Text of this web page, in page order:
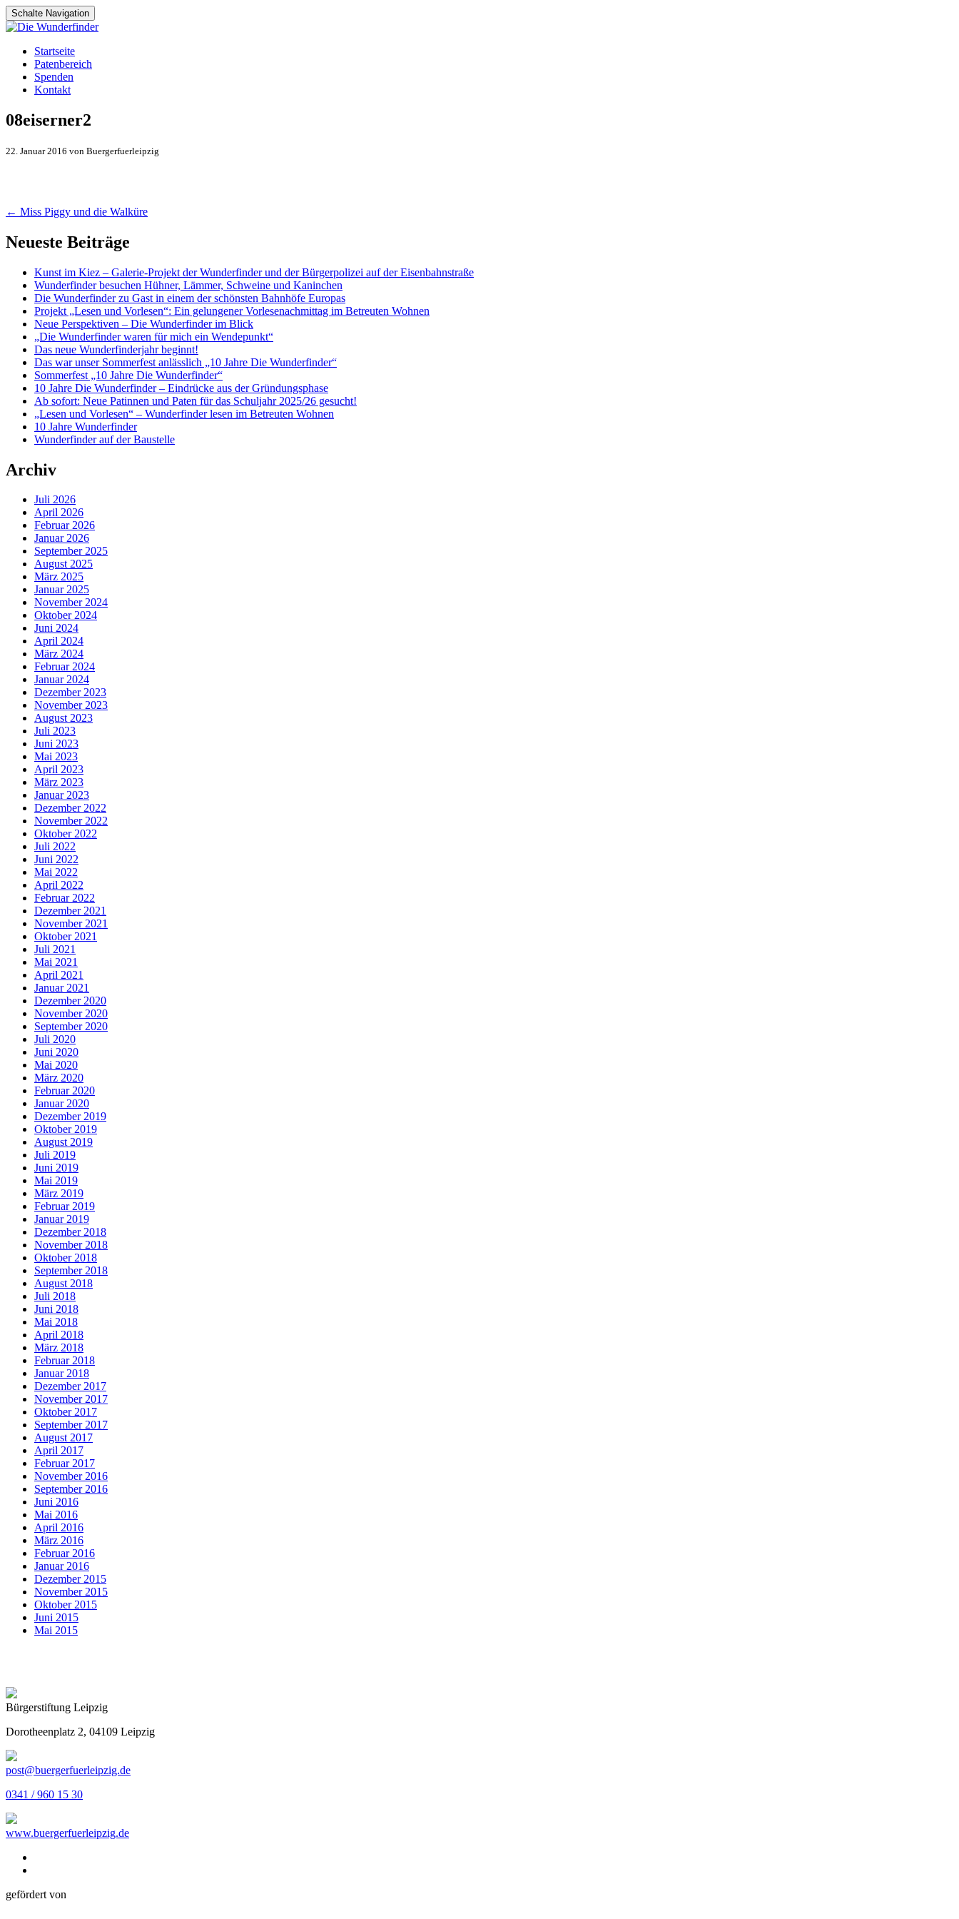
Schalte Navigation
Zum
Inhalt
springen
Startseite
Patenbereich
Spenden
Kontakt
08eiserner2
22. Januar 2016 von Buergerfuerleipzig
Artikel-
Navigation
← Miss Piggy und die Walküre
Neueste Beiträge
Kunst im Kiez – Galerie-Projekt der Wunderfinder und der Bürgerpolizei auf der Eisenbahnstraße
Wunderfinder besuchen Hühner, Lämmer, Schweine und Kaninchen
Die Wunderfinder zu Gast in einem der schönsten Bahnhöfe Europas
Projekt „Lesen und Vorlesen“: Ein gelungener Vorlesenachmittag im Betreuten Wohnen
Neue Perspektiven – Die Wunderfinder im Blick
„Die Wunderfinder waren für mich ein Wendepunkt“
Das neue Wunderfinderjahr beginnt!
Das war unser Sommerfest anlässlich „10 Jahre Die Wunderfinder“
Sommerfest „10 Jahre Die Wunderfinder“
10 Jahre Die Wunderfinder – Eindrücke aus der Gründungsphase
Ab sofort: Neue Patinnen und Paten für das Schuljahr 2025/26 gesucht!
„Lesen und Vorlesen“ – Wunderfinder lesen im Betreuten Wohnen
10 Jahre Wunderfinder
Wunderfinder auf der Baustelle
Archiv
Juli 2026
April 2026
Februar 2026
Januar 2026
September 2025
August 2025
März 2025
Januar 2025
November 2024
Oktober 2024
Juni 2024
April 2024
März 2024
Februar 2024
Januar 2024
Dezember 2023
November 2023
August 2023
Juli 2023
Juni 2023
Mai 2023
April 2023
März 2023
Januar 2023
Dezember 2022
November 2022
Oktober 2022
Juli 2022
Juni 2022
Mai 2022
April 2022
Februar 2022
Dezember 2021
November 2021
Oktober 2021
Juli 2021
Mai 2021
April 2021
Januar 2021
Dezember 2020
November 2020
September 2020
Juli 2020
Juni 2020
Mai 2020
März 2020
Februar 2020
Januar 2020
Dezember 2019
Oktober 2019
August 2019
Juli 2019
Juni 2019
Mai 2019
März 2019
Februar 2019
Januar 2019
Dezember 2018
November 2018
Oktober 2018
September 2018
August 2018
Juli 2018
Juni 2018
Mai 2018
April 2018
März 2018
Februar 2018
Januar 2018
Dezember 2017
November 2017
Oktober 2017
September 2017
August 2017
April 2017
Februar 2017
November 2016
September 2016
Juni 2016
Mai 2016
April 2016
März 2016
Februar 2016
Januar 2016
Dezember 2015
November 2015
Oktober 2015
Juni 2015
Mai 2015
Bürgerstiftung Leipzig
Dorotheenplatz 2, 04109 Leipzig
post@buergerfuerleipzig.de
0341 / 960 15 30
www.buergerfuerleipzig.de
gefördert von